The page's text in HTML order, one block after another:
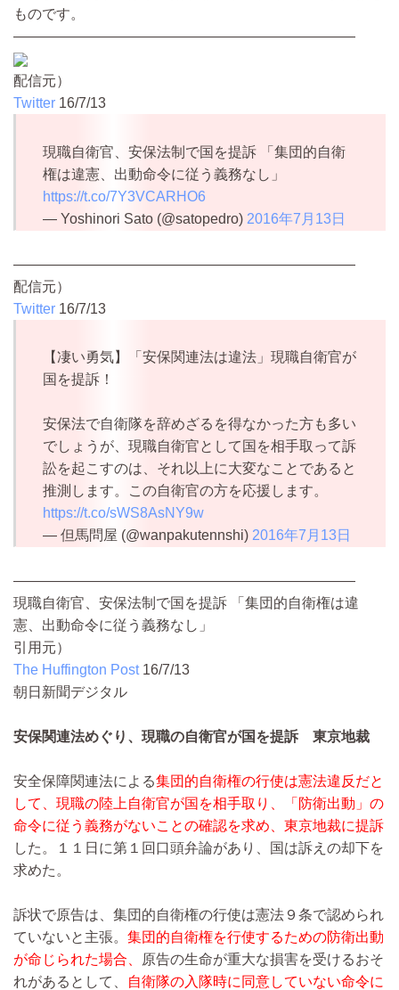
ものです。
————————————————————————
配信元）
Twitter 16/7/13
現職自衛官、安保法制で国を提訴 「集団的自衛
権は違憲、出動命令に従う義務なし」
https://t.co/7Y3VCARHO6
— Yoshinori Sato (@satopedro) 2016年7月13日
————————————————————————
配信元）
Twitter 16/7/13
【凄い勇気】「安保関連法は違法」現職自衛官が
国を提訴！
安保法で自衛隊を辞めざるを得なかった方も多い
でしょうが、現職自衛官として国を相手取って訴
訟を起こすのは、それ以上に大変なことであると
推測します。この自衛官の方を応援します。
https://t.co/sWS8AsNY9w
— 但馬問屋 (@wanpakutennshi) 2016年7月13日
————————————————————————
現職自衛官、安保法制で国を提訴 「集団的自衛権は違
憲、出動命令に従う義務なし」
引用元）
The Huffington Post 16/7/13
朝日新聞デジタル
安保関連法めぐり、現職の自衛官が国を提訴 東京地裁
安全保障関連法による集団的自衛権の行使は憲法違反だと
して、現職の陸上自衛官が国を相手取り、「防衛出動」の
命令に従う義務がないことの確認を求め、東京地裁に提訴
した。１１日に第１回口頭弁論があり、国は訴えの却下を
求めた。
訴状で原告は、集団的自衛権の行使は憲法９条で認められ
ていないと主張。 集団的自衛権を行使するための防衛出動
が命じられた場合、
原告の生命が重大な損害を受けるおそ
れがあるとして、
自衛隊の入隊時に同意していない命令に